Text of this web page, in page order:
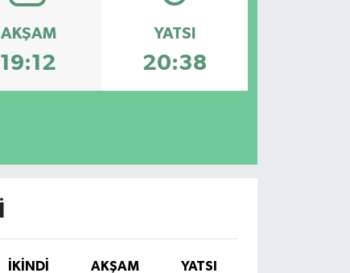
AKŞAM
19:12
YATSI
20:38
İKINDI AKŞAM
YATSI